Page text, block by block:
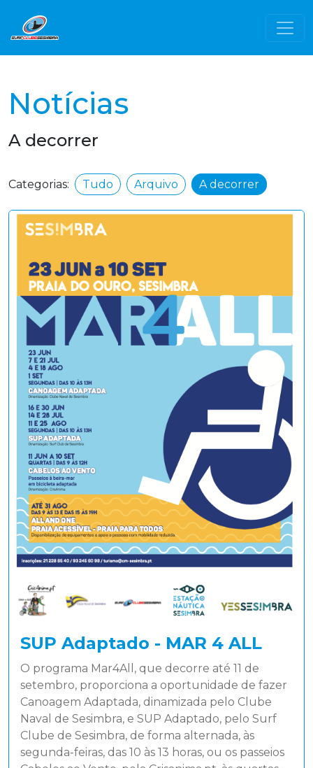
Notícias
A decorrer
Categorias: Tudo Arquivo A decorrer
SUP Adaptado - MAR 4 ALL
O programa Mar4All, que decorre até 11 de
setembro, proporciona a oportunidade de fazer
Canoagem Adaptada, dinamizada pelo Clube
Naval de Sesimbra, e SUP Adaptado, pelo Surf
Clube de Sesimbra, de forma alternada, às
segunda-feiras, das 10 às 13 horas, ou os passeios